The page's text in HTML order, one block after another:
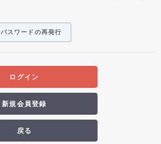
パスワードの再発行
ログイン
新規会員登録
戻る